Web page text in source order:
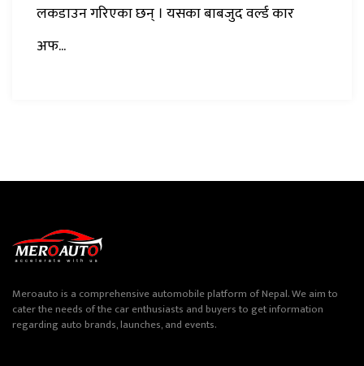
लकडाउन गरिएका छन् । यसका बाबजुद वर्ल्ड कार
अफ...
Meroauto is a comprehensive automobile platform of Nepal. We aim to
cater the needs of the car enthusiasts and buyers to get information
regarding auto brands, launches, and events.